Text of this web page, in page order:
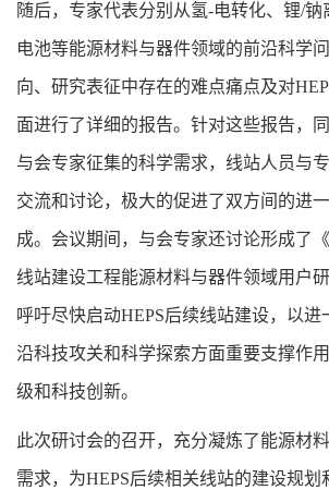
随后，专家代表分别从氢-电转化、锂/
电池等能源材料与器件领域的前沿科学
向、研究表征中存在的难点痛点及对
面进行了详细的报告。针对这些报告，
与会专家征集的科学需求，线站人员与
交流和讨论，极大的促进了双方间的进
成。会议期间，与会专家还讨论形成了
线站建设工程能源材料与器件领域用户
呼吁尽快启动HEPS后续线站建设，以进
沿科技攻关和科学探索方面重要支撑作
级和科技创新。
此次研讨会的召开，充分凝炼了能源材
需求，为HEPS后续相关线站的建设规划